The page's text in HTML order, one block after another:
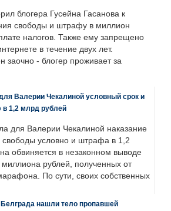
блогера Гусейна Гасанова к
свободы и штрафу в миллион
налогов. Также ему запрещено
в течение двух лет.
заочно - блогер проживает за
Валерии Чекалиной условный срок и
1,2 млрд рублей
для Валерии Чекалиной наказание
условно и штрафа в 1,2
обвиняется в незаконном выводе
рублей, полученных от
По сути, своих собственных
нашли тело пропавшей